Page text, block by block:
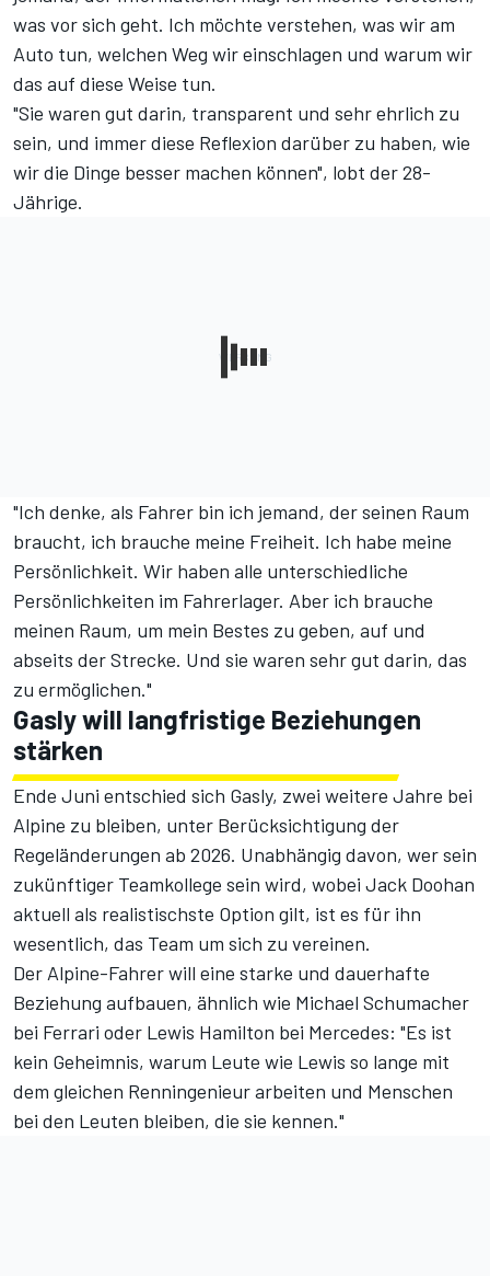
was vor sich geht. Ich möchte verstehen, was wir am
Auto tun, welchen Weg wir einschlagen und warum wir
das auf diese Weise tun.
"Sie waren gut darin, transparent und sehr ehrlich zu
sein, und immer diese Reflexion darüber zu haben, wie
wir die Dinge besser machen können", lobt der 28-
Jährige.
"Ich denke, als Fahrer bin ich jemand, der seinen Raum
braucht, ich brauche meine Freiheit. Ich habe meine
Persönlichkeit. Wir haben alle unterschiedliche
Persönlichkeiten im Fahrerlager. Aber ich brauche
meinen Raum, um mein Bestes zu geben, auf und
abseits der Strecke. Und sie waren sehr gut darin, das
zu ermöglichen."
Gasly will langfristige Beziehungen
stärken
Ende Juni entschied sich Gasly, zwei weitere Jahre bei
Alpine zu bleiben, unter Berücksichtigung der
Regeländerungen ab 2026. Unabhängig davon, wer sein
zukünftiger Teamkollege sein wird, wobei Jack Doohan
aktuell als realistischste Option gilt, ist es für ihn
wesentlich, das Team um sich zu vereinen.
Der Alpine-Fahrer will eine starke und dauerhafte
Beziehung aufbauen, ähnlich wie Michael Schumacher
bei Ferrari oder Lewis Hamilton bei Mercedes: "Es ist
kein Geheimnis, warum Leute wie Lewis so lange mit
dem gleichen Renningenieur arbeiten und Menschen
bei den Leuten bleiben, die sie kennen."